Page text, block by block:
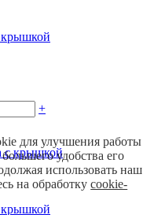
+
для улучшения работы
удобства его
использовать наш
на обработкуcookie-